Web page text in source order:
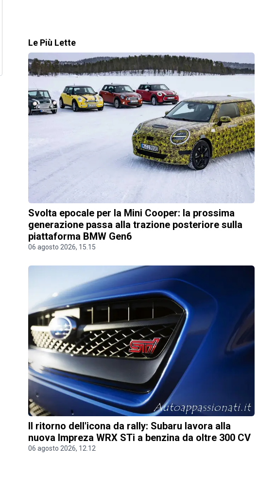
Le Più Lette
Svolta epocale per la Mini Cooper: la prossima
generazione passa alla trazione posteriore sulla
piattaforma BMW Gen6
06 agosto 2026, 15.15
Il ritorno dell'icona da rally: Subaru lavora alla
nuova Impreza WRX STi a benzina da oltre 300 CV
06 agosto 2026, 12.12